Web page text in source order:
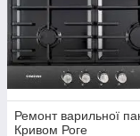
Ремонт варильної
Кривом Роге